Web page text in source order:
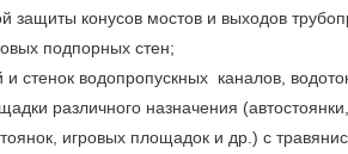
защиты конусов мостов и выходов
подпорных стен;
и стенок водопропускных каналов,
различного назначения
игровых площадок и др.) с